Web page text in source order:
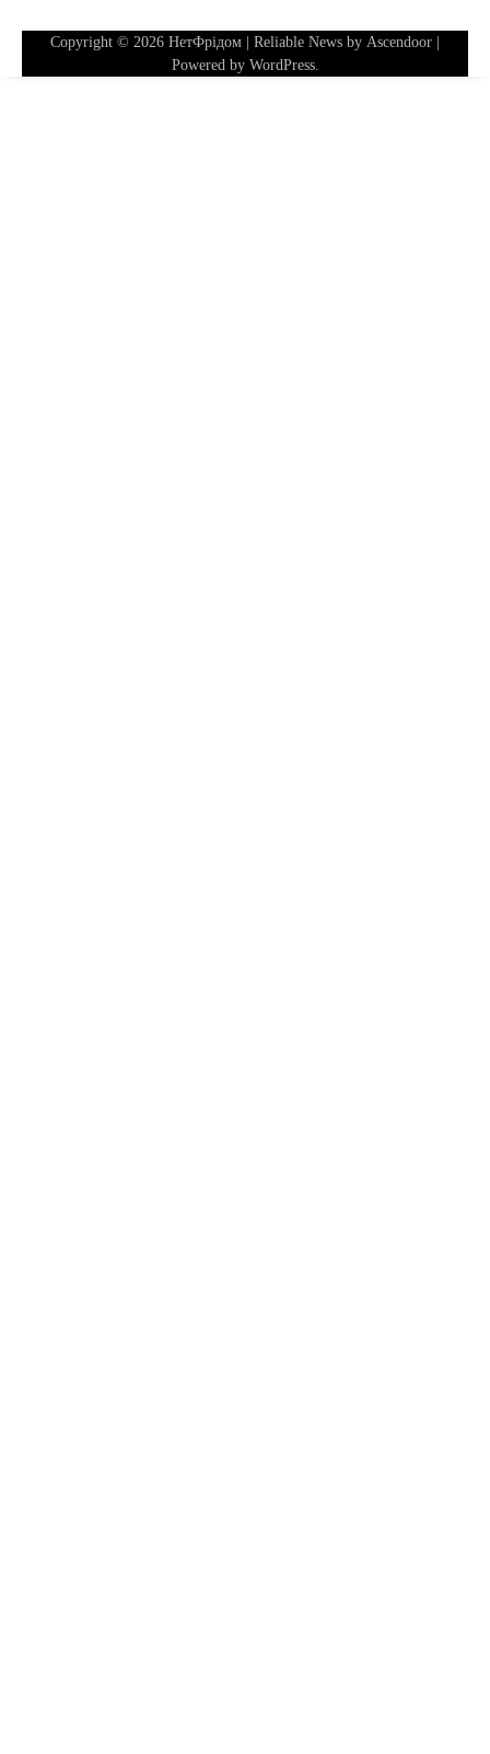
Copyright © 2026 НетФрідом | Reliable News by Ascendoor
Powered by WordPress.